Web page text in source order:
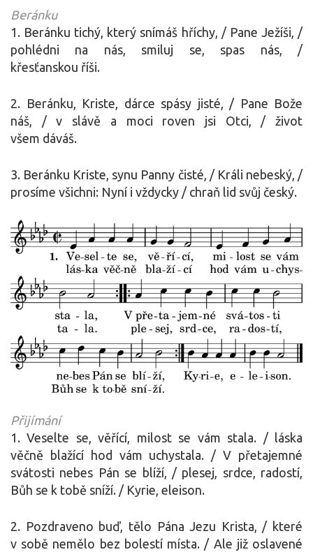
Beránku
1. Beránku tichý, který snímáš hříchy, / Pane Ježíši, /
pohlédni na nás, smiluj se, spas nás, /
křesťanskou říši.
2. Beránku, Kriste, dárce spásy jisté, / Pane Bože
náš, / v slávě a moci roven jsi Otci, / život
všem dáváš.
3. Beránku Kriste, synu Panny čisté, / Králi nebeský, /
prosíme všichni: Nyní i vždycky / chraň lid svůj český.
Přijímání
1. Veselte se, věřící, milost se vám stala. / láska
věčně blažící hod vám uchystala. / V přetajemné
svátosti nebes Pán se blíží, / plesej, srdce, radostí,
Bůh se k tobě sníží. / Kyrie, eleison.
2. Pozdraveno buď, tělo Pána Jezu Krista, / které
v sobě nemělo bez bolestí místa. / Ale již oslavené